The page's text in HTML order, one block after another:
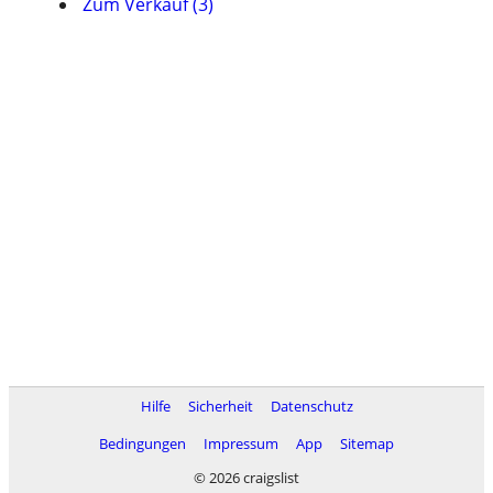
Hilfe Sicherheit
Datenschutz
Bedingungen
Impressum App
Sitemap
© 2026 craigslist